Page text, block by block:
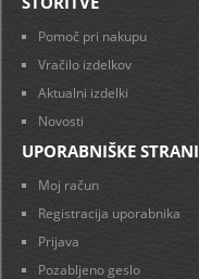
Pomoč pri nakupu
Vračilo izdelkov
Aktualni izdelki
Novosti
UPORABNIŠKE STRANI
Moj račun
Registracija uporabnika
Prijava
Pozabljeno geslo